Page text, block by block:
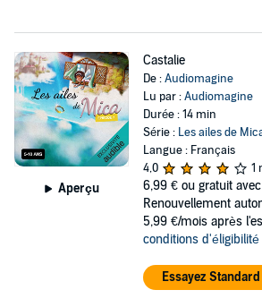
Aperçu
Castalie
De :Audiomagine
Lu par :Audiomagine
Durée : 14 min
Série : Les ailes de
Langue : Français
4,0
1
6,99 € ou gratuit
Renouvellement
5,99 €/mois après
conditions d'éligibilité
Essayez